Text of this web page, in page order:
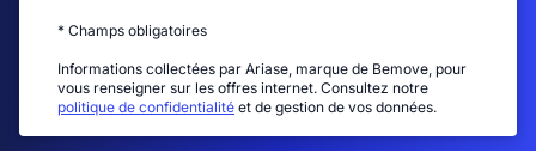
* Champs obligatoires
Informations collectées par Ariase, marque de Bemove, pour
vous renseigner sur les offres internet. Consultez notre
politique de confidentialité et de gestion de vos données.